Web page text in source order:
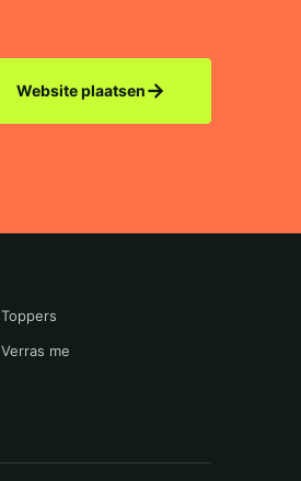
Website plaatsen→
Toppers
Verras me